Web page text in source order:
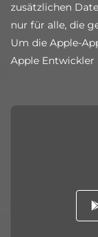
zusätzlichen
nur für alle, die
Um die Apple-
Apple Entwickler